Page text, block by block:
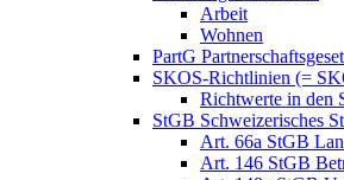
Arbeit
Wohnen
PartG
SKOS-Richtlinien (=
Richtwerte in den
StGB Schweizerisches
Art. 66a StGB
Art. 146 StGB